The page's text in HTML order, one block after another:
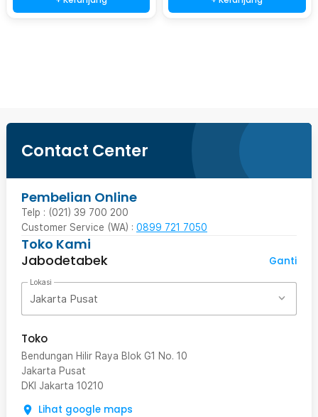
Contact Center
Pembelian Online
Telp : (021) 39 700 200
Customer Service (WA) : 0899 721 7050
Toko Kami
Jabodetabek
Ganti
Lokasi
Jakarta Pusat
Toko
Bendungan Hilir Raya Blok G1 No. 10
Jakarta Pusat
DKI Jakarta 10210
Lihat google maps